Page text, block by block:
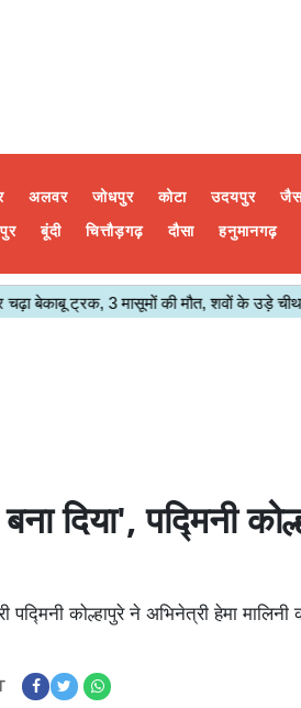
अलवर जोधपुर कोटा उदयपुर
बूंदी चित्तौड़गढ़ दौसा हनुमानगढ़
दिया', पद्मिनी
कोल्हापुरे ने अभिनेत्री हेमा